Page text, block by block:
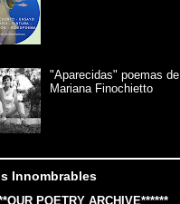
"Aparecidas" poemas de
Mariana Finochietto
Innombrables
POETRY ARCHIVE******